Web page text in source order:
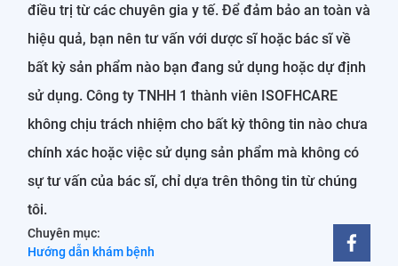
điều trị từ các chuyên gia y tế. Để đảm bảo an toàn và
hiệu quả, bạn nên tư vấn với dược sĩ hoặc bác sĩ về
bất kỳ sản phẩm nào bạn đang sử dụng hoặc dự định
sử dụng. Công ty TNHH 1 thành viên ISOFHCARE
không chịu trách nhiệm cho bất kỳ thông tin nào chưa
chính xác hoặc việc sử dụng sản phẩm mà không có
sự tư vấn của bác sĩ, chỉ dựa trên thông tin từ chúng
tôi.
Chuyên mục:
Hướng dẫn khám bệnh